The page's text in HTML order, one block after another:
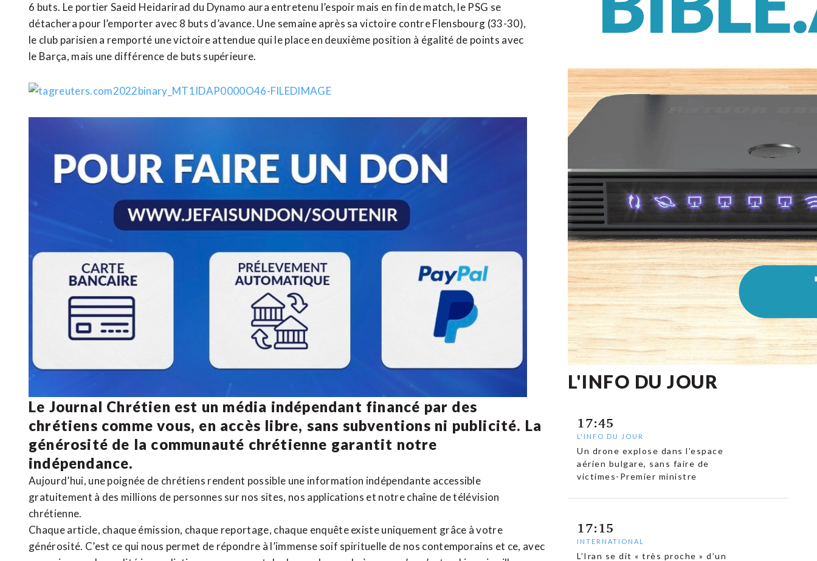
6 buts. Le portier Saeid Heidarirad du Dynamo aura entretenu l’espoir mais en fin de match, le PSG se
détachera pour l’emporter avec 8 buts d’avance. Une semaine après sa victoire contre Flensbourg (33-30),
le club parisien a remporté une victoire attendue qui le place en deuxième position à égalité de points avec
le Barça, mais une différence de buts supérieure.
Le Journal Chrétien est un média indépendant financé par des
chrétiens comme vous, en accès libre, sans subventions ni publicité. La
générosité de la communauté chrétienne garantit notre
indépendance.
Aujourd’hui, une poignée de chrétiens rendent possible une information indépendante accessible
gratuitement à des millions de personnes sur nos sites, nos applications et notrechaîne de télévision
chrétienne.
Chaque article, chaque émission, chaque reportage, chaque enquête existe uniquement grâce à votre
générosité. C’est ce qui nous permet de répondre à l’immense soif spirituelle de nos contemporains et ce, avec
L'INFO DU JOUR
17:45
L'INFO DU JOUR
Un drone explose dans l’espace
aérien bulgare, sans faire de
victimes-Premier ministre
17:15
INTERNATIONAL
L’Iran se dit « très proche » d’un